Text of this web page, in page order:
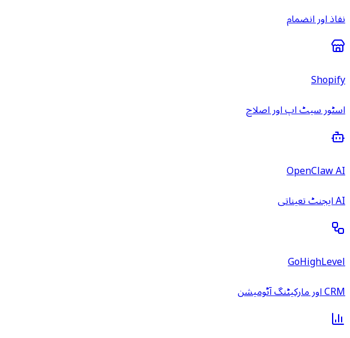
نفاذ اور انضمام
Shopify
اسٹور سیٹ اپ اور اصلاح
OpenClaw AI
AI ایجنٹ تعیناتی
GoHighLevel
CRM اور مارکیٹنگ آٹومیشن